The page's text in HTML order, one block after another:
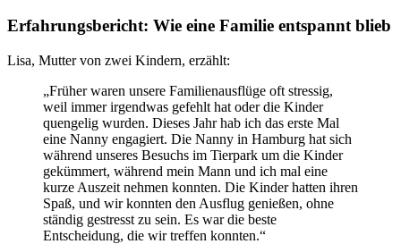
Erfahrungsbericht: Wie eine Familie entspannt blieb
Lisa, Mutter von zwei Kindern, erzählt:
„Früher waren unsere Familienausflüge oft stressig,
weil immer irgendwas gefehlt hat oder die Kinder
quengelig wurden. Dieses Jahr hab ich das erste Mal
eine Nanny engagiert. Die Nanny in Hamburg hat sich
während unseres Besuchs im Tierpark um die Kinder
gekümmert, während mein Mann und ich mal eine
kurze Auszeit nehmen konnten. Die Kinder hatten ihren
Spaß, und wir konnten den Ausflug genießen, ohne
ständig gestresst zu sein. Es war die beste
Entscheidung, die wir treffen konnten.“